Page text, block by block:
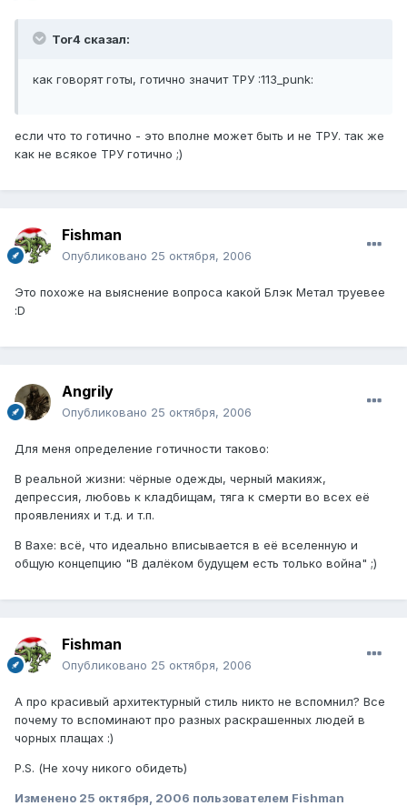
Tor4 сказал:
как говорят готы, готично значит ТРУ :113_punk:
если что то готично - это вполне может быть и не ТРУ. так же
как не всякое ТРУ готично ;)
Fishman
Опубликовано 25 октября, 2006
Это похоже на выяснение вопроса какой Блэк Метал труевее
:D
Angrily
Опубликовано 25 октября, 2006
Для меня определение готичности таково:
В реальной жизни: чёрные одежды, черный макияж,
депрессия, любовь к кладбищам, тяга к смерти во всех её
проявлениях и т.д. и т.п.
В Вахе: всё, что идеально вписывается в её вселенную и
общую концепцию "В далёком будущем есть только война" ;)
Fishman
Опубликовано 25 октября, 2006
А про красивый архитектурный стиль никто не вспомнил? Все
почему то вспоминают про разных раскрашенных людей в
чорных плащах :)
P.S. (Не хочу никого обидеть)
Изменено 25 октября, 2006 пользователем Fishman